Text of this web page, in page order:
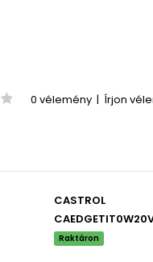
0 vélemény | Írjon
CASTROL
Raktáron